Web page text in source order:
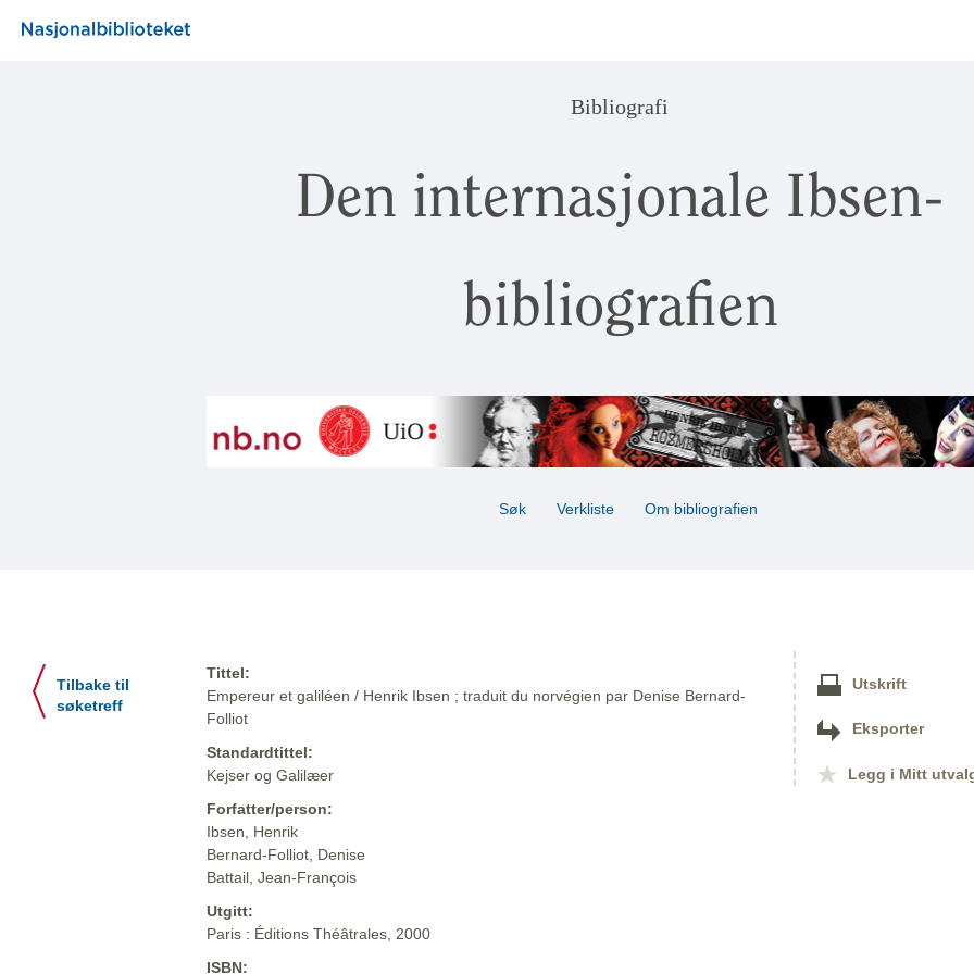
Bibliografi
Den internasjonale Ibsen-
bibliografien
Søk Verkliste Om bibliografien
Tilbake til
søketreff
Tittel:
Empereur et galiléen / Henrik Ibsen ; traduit du norvégien par Denise Bernard-
Folliot
Standardtittel:
Kejser og Galilæer
Forfatter/person:
Ibsen, Henrik
Bernard-Folliot, Denise
Battail, Jean-François
Utgitt:
Paris : Éditions Théâtrales, 2000
ISBN:
Utskrift
Eksporter
Legg i Mitt